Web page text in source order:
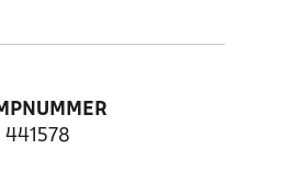
441578